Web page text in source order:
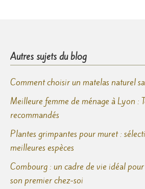
Autres sujets du blog
Comment choisir un matelas naturel
Meilleure femme de ménage à Lyon :
recommandés
Plantes grimpantes pour muret :
meilleures espèces
Combourg : un cadre de vie idéal pour
son premier chez-soi